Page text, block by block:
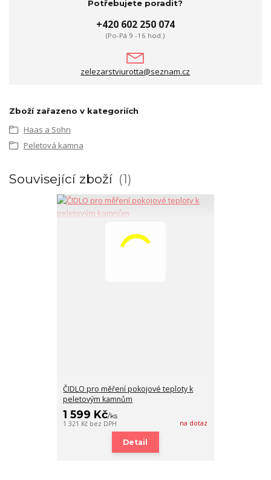
Potřebujete poradit?
+420 602 250 074
(Po-Pá 9 -16 hod.)
zelezarstviurotta@seznam.cz
Zboží zařazeno v kategoriích
Haas a Sohn
Peletová kamna
Související zboží 1
ČIDLO pro měření pokojové teploty k
peletovým kamnům
1 599 Kč/ks
1 321 Kč bez DPH na dotaz
Detail